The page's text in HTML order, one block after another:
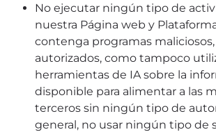
No ejecutar ningún tipo de
nuestra Página web y
contenga programas
autorizados, como tampoco
herramientas de IA sobre la
disponible para alimentar a las
terceros sin ningún tipo de
general, no usar ningún tipo de